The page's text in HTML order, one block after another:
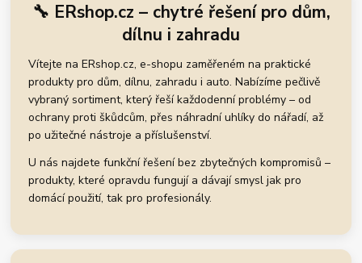
🔧 ERshop.cz – chytré řešení pro dům,
dílnu i zahradu
Vítejte na ERshop.cz, e-shopu zaměřeném na praktické
produkty pro dům, dílnu, zahradu i auto. Nabízíme pečlivě
vybraný sortiment, který řeší každodenní problémy – od
ochrany proti škůdcům, přes náhradní uhlíky do nářadí, až
po užitečné nástroje a příslušenství.
U nás najdete funkční řešení bez zbytečných kompromisů –
produkty, které opravdu fungují a dávají smysl jak pro
domácí použití, tak pro profesionály.